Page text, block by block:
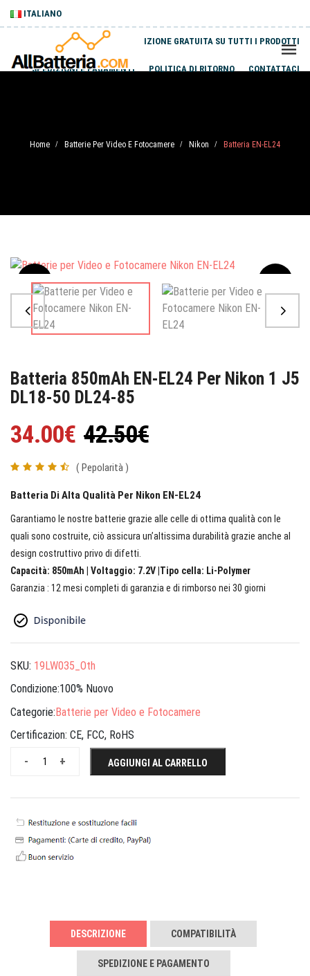
ITALIANO
SPEDIZIONE GRATUITA SU TUTTI I PRODOTTI
SPEDIZIONI E PAGAMENTI POLITICA DI RITORNO CONTATTACI
Home / Batterie Per Video E Fotocamere / Nikon / Batteria EN-EL24
Sale
Batteria 850mAh EN-EL24 Per Nikon 1 J5
DL18-50 DL24-85
34.00€ 42.50€
( Pepolarità )
Batteria Di Alta Qualità Per Nikon EN-EL24
Garantiamo le nostre batterie grazie alle celle di ottima qualità con le
quali sono costruite, ciò assicura un’altissima durabilità grazie anche al
design costruttivo privo di difetti.
Capacità: 850mAh | Voltaggio: 7.2V |Tipo cella: Li-Polymer
Garanzia : 12 mesi completi di garanzia e di rimborso nei 30 giorni
SKU: 19LW035_Oth
Condizione:100% Nuovo
Categorie:Batterie per Video e Fotocamere
Certificazion: CE, FCC, RoHS
+
- AGGIUNGI AL CARRELLO
DESCRIZIONE COMPATIBILITÀ
SPEDIZIONE E PAGAMENTO